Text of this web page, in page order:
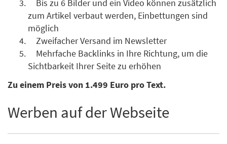
Bis zu 6 Bilder und ein Video können zusätzlich
zum Artikel verbaut werden, Einbettungen sind
möglich
Zweifacher Versand im Newsletter
Mehrfache Backlinks in Ihre Richtung, um die
Sichtbarkeit Ihrer Seite zu erhöhen
Zu einem Preis von 1.499 Euro pro Text.
Werben auf der Webseite